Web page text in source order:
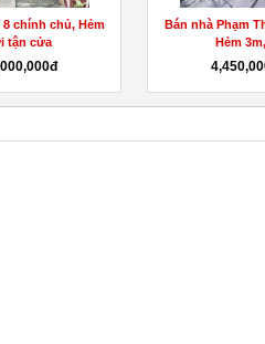
chính chủ, Hẻm
tận cửa
Bán nhà Phạm
Hẻm